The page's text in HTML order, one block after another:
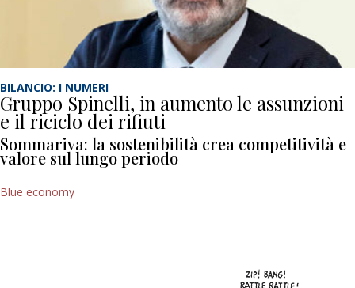
BILANCIO: I NUMERI
Gruppo Spinelli, in aumento le assunzioni
e il riciclo dei rifiuti
Sommariva: la sostenibilità crea competitività e
valore sul lungo periodo
Blue economy